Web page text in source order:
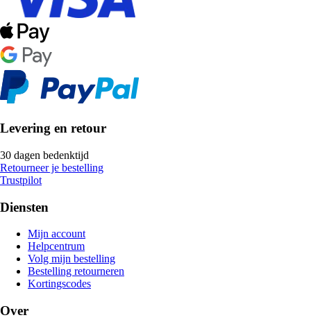
Levering en retour
30 dagen bedenktijd
Retourneer je bestelling
Trustpilot
Diensten
Mijn account
Helpcentrum
Volg mijn bestelling
Bestelling retourneren
Kortingscodes
Over